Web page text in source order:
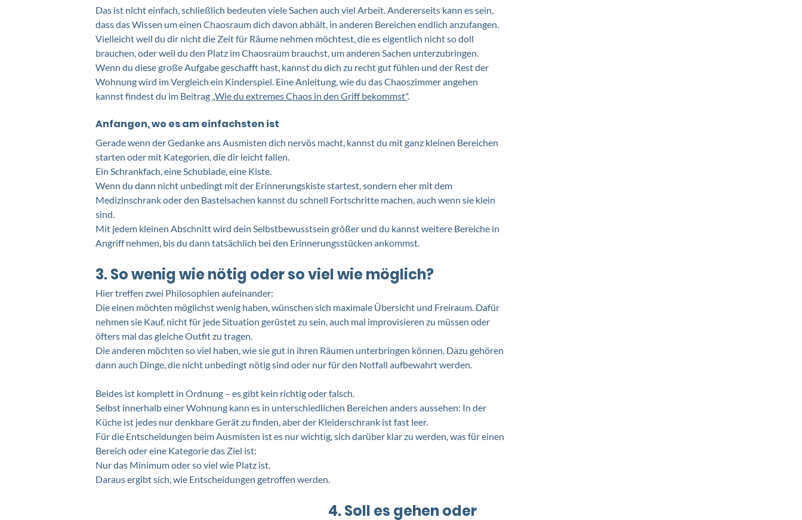
Das ist nicht einfach, schließlich bedeuten viele Sachen auch viel Arbeit. Andererseits kann es sein,
dass das Wissen um einen Chaosraum dich davon abhält, in anderen Bereichen endlich anzufangen.
Vielleicht weil du dir nicht die Zeit für Räume nehmen möchtest, die es eigentlich nicht so doll
brauchen, oder weil du den Platz im Chaosraum brauchst, um anderen Sachen unterzubringen.
Wenn du diese große Aufgabe geschafft hast, kannst du dich zu recht gut fühlen und der Rest der
Wohnung wird im Vergleich ein Kinderspiel. Eine Anleitung, wie du das Chaoszimmer angehen
kannst findest du im Beitrag „Wie du extremes Chaos in den Griff bekommst".
Anfangen, wo es am einfachsten ist
Gerade wenn der Gedanke ans Ausmisten dich nervös macht, kannst du mit ganz kleinen Bereichen
starten oder mit Kategorien, die dir leicht fallen.
Ein Schrankfach, eine Schublade, eine Kiste.
Wenn du dann nicht unbedingt mit der Erinnerungskiste startest, sondern eher mit dem
Medizinschrank oder den Bastelsachen kannst du schnell Fortschritte machen, auch wenn sie klein
sind.
Mit jedem kleinen Abschnitt wird dein Selbstbewusstsein größer und du kannst weitere Bereiche in
Angriff nehmen, bis du dann tatsächlich bei den Erinnerungsstücken ankommst.
3. So wenig wie nötig oder so viel wie möglich?
Hier treffen zwei Philosophien aufeinander:
Die einen möchten möglichst wenig haben, wünschen sich maximale Übersicht und Freiraum. Dafür
nehmen sie Kauf, nicht für jede Situation gerüstet zu sein, auch mal improvisieren zu müssen oder
öfters mal das gleiche Outfit zu tragen.
Die anderen möchten so viel haben, wie sie gut in ihren Räumen unterbringen können. Dazu gehören
dann auch Dinge, die nicht unbedingt nötig sind oder nur für den Notfall aufbewahrt werden.
Beides ist komplett in Ordnung – es gibt kein richtig oder falsch.
Selbst innerhalb einer Wohnung kann es in unterschiedlichen Bereichen anders aussehen: In der
Küche ist jedes nur denkbare Gerät zu finden, aber der Kleiderschrank ist fast leer.
Für die Entscheidungen beim Ausmisten ist es nur wichtig, sich darüber klar zu werden, was für einen
Bereich oder eine Kategorie das Ziel ist:
Nur das Minimum oder so viel wie Platz ist.
Daraus ergibt sich, wie Entscheidungen getroffen werden.
4. Soll es gehen oder